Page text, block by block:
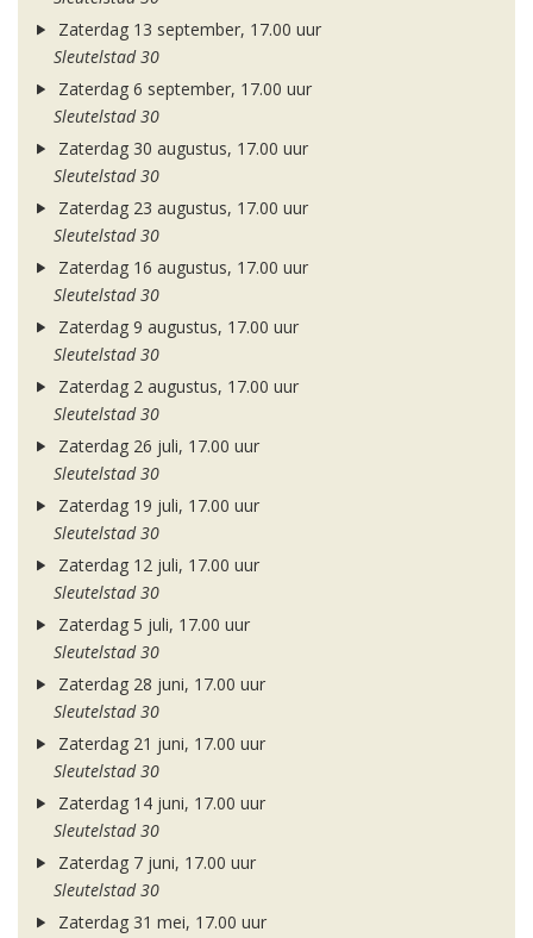
Zaterdag 13 september, 17.00 uur
Sleutelstad 30
Zaterdag 6 september, 17.00 uur
Sleutelstad 30
Zaterdag 30 augustus, 17.00 uur
Sleutelstad 30
Zaterdag 23 augustus, 17.00 uur
Sleutelstad 30
Zaterdag 16 augustus, 17.00 uur
Sleutelstad 30
Zaterdag 9 augustus, 17.00 uur
Sleutelstad 30
Zaterdag 2 augustus, 17.00 uur
Sleutelstad 30
Zaterdag 26 juli, 17.00 uur
Sleutelstad 30
Zaterdag 19 juli, 17.00 uur
Sleutelstad 30
Zaterdag 12 juli, 17.00 uur
Sleutelstad 30
Zaterdag 5 juli, 17.00 uur
Sleutelstad 30
Zaterdag 28 juni, 17.00 uur
Sleutelstad 30
Zaterdag 21 juni, 17.00 uur
Sleutelstad 30
Zaterdag 14 juni, 17.00 uur
Sleutelstad 30
Zaterdag 7 juni, 17.00 uur
Sleutelstad 30
Zaterdag 31 mei, 17.00 uur